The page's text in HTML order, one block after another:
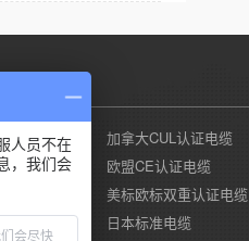
加拿大CUL认证电缆
缆
欧盟CE认证电缆
美标欧标双重认证电缆
日本标准电缆
人员不在
，我们会